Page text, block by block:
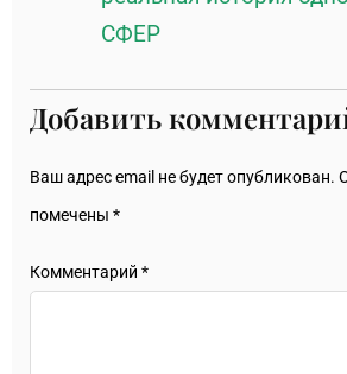
СФЕР
Добавить
Ваш адрес email не будет опубликован.
помечены *
Комментарий *